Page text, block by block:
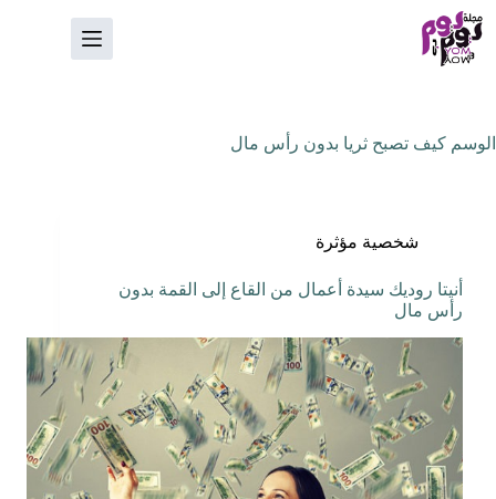
التجاوز
إلى
المحتوى
الوسم كيف تصبح ثريا بدون رأس مال
شخصية مؤثرة
أنيتا روديك سيدة أعمال من القاع إلى القمة بدون
رأس مال